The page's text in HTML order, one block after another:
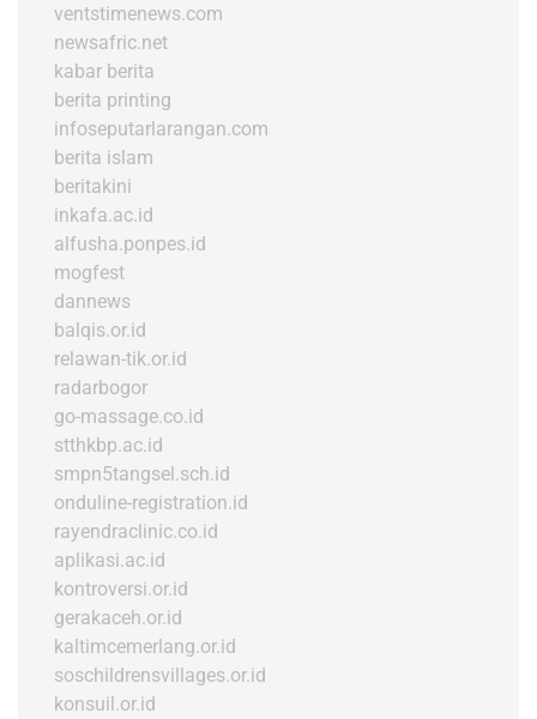
ventstimenews.com
newsafric.net
kabar berita
berita printing
infoseputarlarangan.com
berita islam
beritakini
inkafa.ac.id
alfusha.ponpes.id
mogfest
dannews
balqis.or.id
relawan-tik.or.id
radarbogor
go-massage.co.id
stthkbp.ac.id
smpn5tangsel.sch.id
onduline-registration.id
rayendraclinic.co.id
aplikasi.ac.id
kontroversi.or.id
gerakaceh.or.id
kaltimcemerlang.or.id
soschildrensvillages.or.id
konsuil.or.id